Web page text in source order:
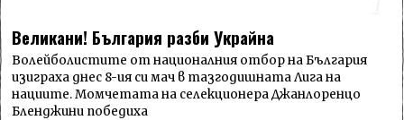
Великани! България разби Украйна
Волейболистите от националния отбор на България
изиграха днес 8-ия си мач в тазгодишната Лига на
нациите. Момчетата на селекционера Джанлоренцо
Бленджини победиха